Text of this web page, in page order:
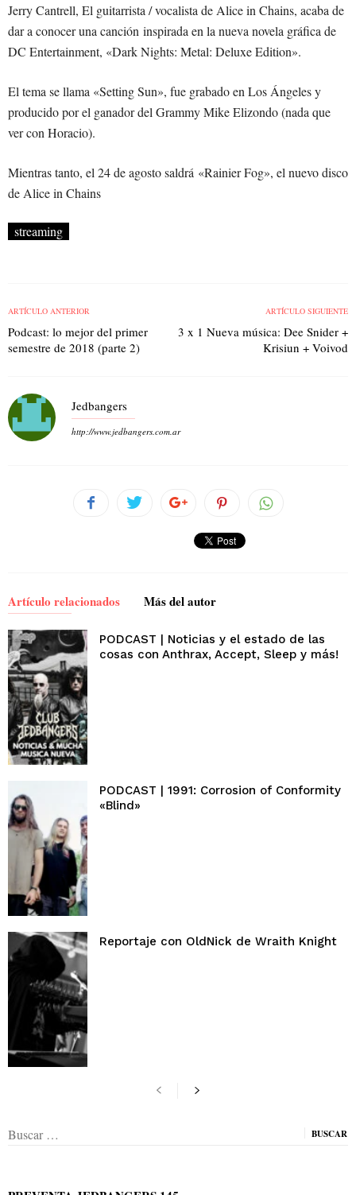
Jerry Cantrell, El guitarrista / vocalista de Alice in Chains, acaba de
dar a conocer una canción inspirada en la nueva novela gráfica de
DC Entertainment, «Dark Nights: Metal: Deluxe Edition».
El tema se llama «Setting Sun», fue grabado en Los Ángeles y
producido por el ganador del Grammy Mike Elizondo (nada que
ver con Horacio).
Mientras tanto, el 24 de agosto saldrá «Rainier Fog», el nuevo disco
de Alice in Chains
streaming
ARTÍCULO ANTERIOR
Podcast: lo mejor del primer
semestre de 2018 (parte 2)
ARTÍCULO SIGUIENTE
3 x 1 Nueva música: Dee Snider +
Krisiun + Voivod
Jedbangers
http://www.jedbangers.com.ar
Artículo relacionados Más del autor
PODCAST | Noticias y el estado de las
cosas con Anthrax, Accept, Sleep y más!
PODCAST | 1991: Corrosion of Conformity
«Blind»
Reportaje con OldNick de Wraith Knight
Buscar: